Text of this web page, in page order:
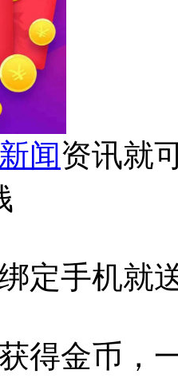
新闻资讯就
定手机就
得金币，